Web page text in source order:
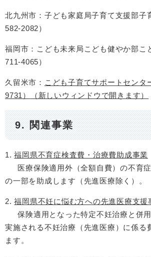
北九州市：子ども家庭局子育て支援部子
582-2082）
福岡市：こども未来局こども健やか部こ
711-4065）
久留米市： こども子育てサポートセンタ
9731）
（新しいウィンドウで開きます）
9. 関連事業
1.福岡県不育症検査費・治療費助成事業
医療保険適用外（全額自費）の不育
の一部を助成します（先進医療除く）。
2.福岡県不妊に悩む方への先進医療支援
保険適用となった特定不妊治療と併
実施される不妊治療（先進医療）に係る
ます。